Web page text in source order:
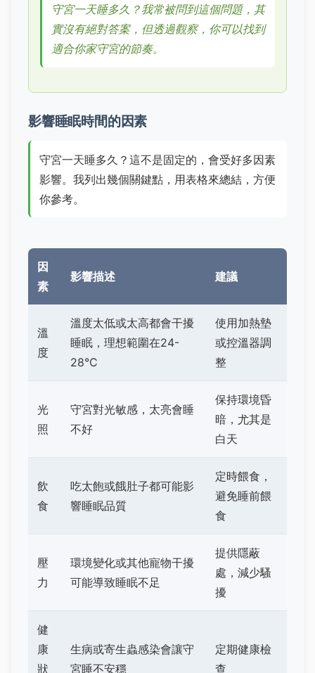
守宮一天睡多久？我常被問到這個問題，其
實沒有絕對答案，但透過觀察，你可以找到
適合你家守宮的節奏。
影響睡眠時間的因素
守宮一天睡多久？這不是固定的，會受好多因素
影響。我列出幾個關鍵點，用表格來總結，方便
你參考。
因
素
影響描述 建議
溫
度
溫度太低或太高都會干擾
睡眠，理想範圍在24-
28°C
使用加熱墊
或控溫器調
整
光
照
守宮對光敏感，太亮會睡
不好
保持環境昏
暗，尤其是
白天
飲
食
吃太飽或餓肚子都可能影
響睡眠品質
定時餵食，
避免睡前餵
食
壓
力
環境變化或其他寵物干擾
可能導致睡眠不足
提供隱蔽
處，減少騷
擾
健
康
狀
生病或寄生蟲感染會讓守
宮睡不安穩
定期健康檢
查